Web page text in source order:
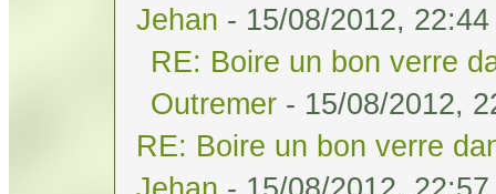
Jehan - 15/08/2012, 22:44
RE: Boire un bon verre
Outremer - 15/08/2012,
RE: Boire un bon verre